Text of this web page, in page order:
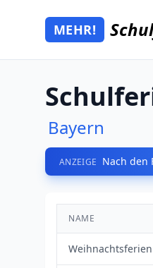
Zum Hauptinhalt springen
Mehr Schulferien
MEHR!
Bayern
ANZEIGE Nach den
NAME